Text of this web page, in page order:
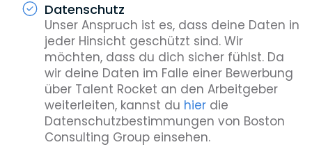
Datenschutz
Unser Anspruch ist es, dass deine Daten in
jeder Hinsicht geschützt sind. Wir
möchten, dass du dich sicher fühlst. Da
wir deine Daten im Falle einer Bewerbung
über Talent Rocket an den Arbeitgeber
weiterleiten, kannst du hierdie
Datenschutzbestimmungen von Boston
Consulting Group einsehen.